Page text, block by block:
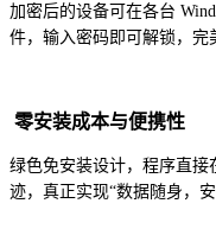
加密后的设备可在各台
件，输入密码即可解锁，完
零安装成本与便携性
绿色免安装设计，程序直
迹，真正实现“数据随身，安